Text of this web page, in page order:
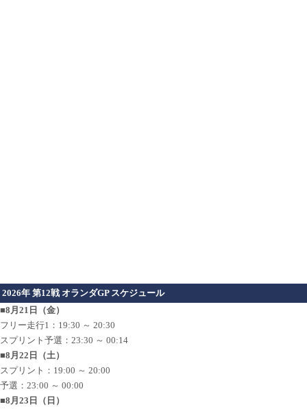
2026年 第12戦 オランダGP スケジュール
■8月21日（金）
フリー走行1：19:30 ～ 20:30
スプリント予選：23:30 ～ 00:14
■8月22日（土）
スプリント：19:00 ～ 20:00
予選：23:00 ～ 00:00
■8月23日（日）